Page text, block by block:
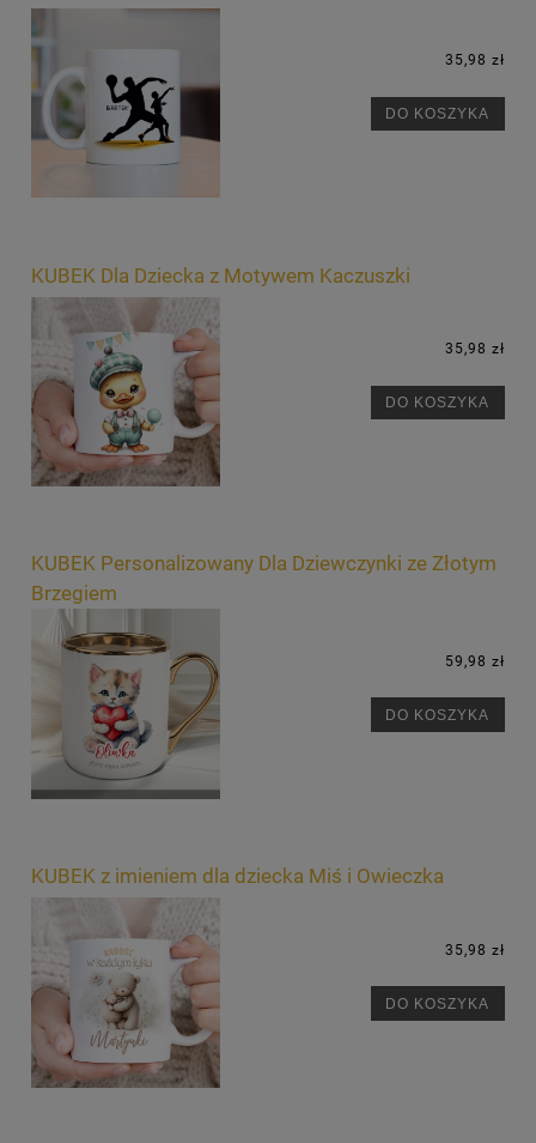
35,98 zł
DO KOSZYKA
KUBEK Dla Dziecka z Motywem Kaczuszki
35,98 zł
DO KOSZYKA
KUBEK Personalizowany Dla Dziewczynki ze Złotym
Brzegiem
59,98 zł
DO KOSZYKA
KUBEK z imieniem dla dziecka Miś i Owieczka
35,98 zł
DO KOSZYKA